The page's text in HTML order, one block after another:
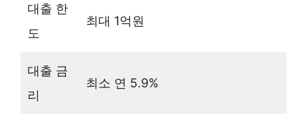
대출 한
도
최대 1억원
대출 금
리
최소 연 5.9%